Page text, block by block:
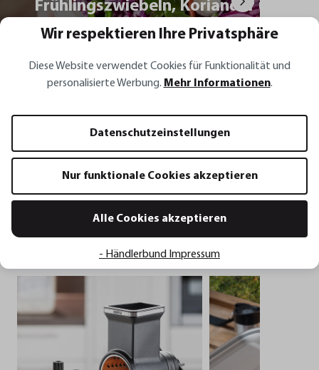
Frühlingszwiebeln, Koriander und
Chili
Rotes Sauerkraut mit Möhren,
Frühlingszwiebeln, Koriander und Chili
Unsere Highlights für Dich
Wir respektieren Ihre Privatsphäre
Diese Website verwendet Cookies für Funktionalität und
personalisierte Werbung. Mehr Informationen.
Datenschutzeinstellungen
Nur funktionale Cookies akzeptieren
Alle Cookies akzeptieren
- Händlerbund Impressum